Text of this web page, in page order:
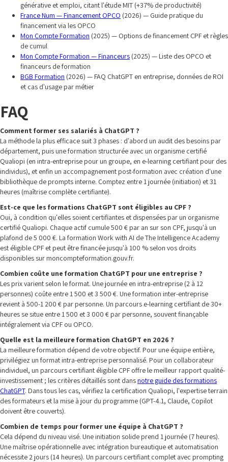
générative et emploi, citant l'étude MIT (+37% de productivité)
France Num — Financement OPCO (2026) — Guide pratique du
financement via les OPCO
Mon Compte Formation (2025) — Options de financement CPF et règles
de cumul
Mon Compte Formation — Financeurs (2025) — Liste des OPCO et
financeurs de formation
BGB Formation (2026) — FAQ ChatGPT en entreprise, données de ROI
et cas d'usage par métier
FAQ
Comment former ses salariés à ChatGPT ?
La méthode la plus efficace suit 3 phases : d'abord un audit des besoins par
département, puis une formation structurée avec un organisme certifié
Qualiopi (en intra-entreprise pour un groupe, en e-learning certifiant pour des
individus), et enfin un accompagnement post-formation avec création d'une
bibliothèque de prompts interne. Comptez entre 1 journée (initiation) et 31
heures (maîtrise complète certifiante).
Est-ce que les formations ChatGPT sont éligibles au CPF ?
Oui, à condition qu'elles soient certifiantes et dispensées par un organisme
certifié Qualiopi. Chaque actif cumule 500 € par an sur son CPF, jusqu'à un
plafond de 5 000 €. La formation Work with AI de The Intelligence Academy
est éligible CPF et peut être financée jusqu'à 100 % selon vos droits
disponibles sur moncompteformation.gouv.fr.
Combien coûte une formation ChatGPT pour une entreprise ?
Les prix varient selon le format. Une journée en intra-entreprise (2 à 12
personnes) coûte entre 1 500 et 3 500 €. Une formation inter-entreprise
revient à 500-1 200 € par personne. Un parcours e-learning certifiant de 30+
heures se situe entre 1 500 et 3 000 € par personne, souvent finançable
intégralement via CPF ou OPCO.
Quelle est la meilleure formation ChatGPT en 2026 ?
La meilleure formation dépend de votre objectif. Pour une équipe entière,
privilégiez un format intra-entreprise personnalisé. Pour un collaborateur
individuel, un parcours certifiant éligible CPF offre le meilleur rapport qualité-
investissement ; les critères détaillés sont dansnotre guide des formations
ChatGPT. Dans tous les cas, vérifiez la certification Qualiopi, l'expertise terrain
des formateurs et la mise à jour du programme (GPT-4.1, Claude, Copilot
doivent être couverts).
Combien de temps pour former une équipe à ChatGPT ?
Cela dépend du niveau visé. Une initiation solide prend 1 journée (7 heures).
Une maîtrise opérationnelle avec intégration bureautique et automatisation
nécessite 2 jours (14 heures). Un parcours certifiant complet avec prompting